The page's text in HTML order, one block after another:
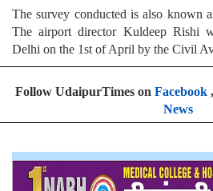
The survey conducted is also known
The airport director Kuldeep Rishi
Delhi on the 1st of April by the Civil
Follow UdaipurTimes on Facebook,
News